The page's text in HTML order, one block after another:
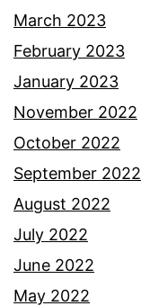
March 2023
February 2023
January 2023
November 2022
October 2022
September 2022
August 2022
July 2022
June 2022
May 2022